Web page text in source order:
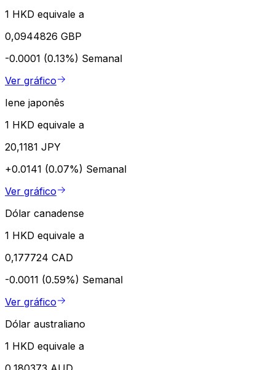
1 HKD equivale a
0,0944826 GBP
-0.0001 (0.13%) Semanal
Ver gráfico
Iene japonês
1 HKD equivale a
20,1181 JPY
+0.0141 (0.07%) Semanal
Ver gráfico
Dólar canadense
1 HKD equivale a
0,177724 CAD
-0.0011 (0.59%) Semanal
Ver gráfico
Dólar australiano
1 HKD equivale a